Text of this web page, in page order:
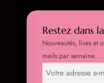
Restez dans
Nouveautés, lives et
mails par semaine.